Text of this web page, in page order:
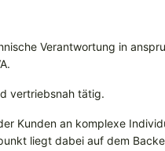
Verantwortung in
vertriebsnah tätig.
Kunden an komplexe
liegt dabei auf dem